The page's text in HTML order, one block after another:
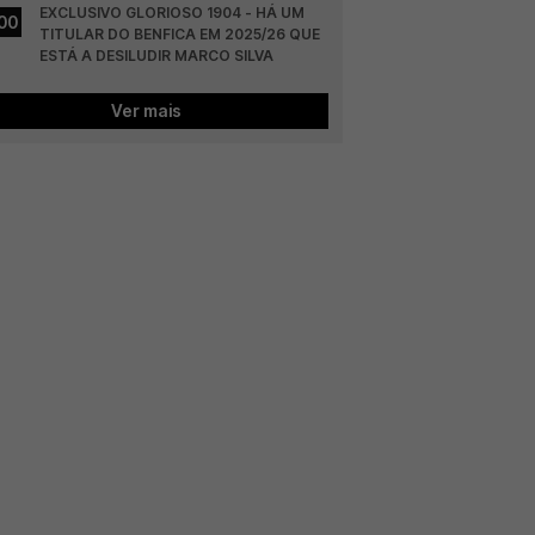
EXCLUSIVO GLORIOSO 1904 - HÁ UM
TITULAR DO BENFICA EM 2025/26 QUE
ESTÁ A DESILUDIR MARCO SILVA
Ver mais